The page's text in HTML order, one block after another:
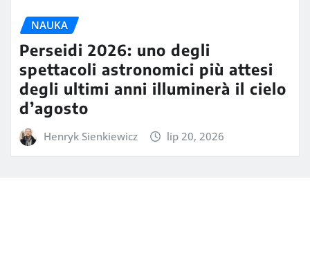
NAUKA
Perseidi 2026: uno degli
spettacoli astronomici più attesi
degli ultimi anni illuminerà il cielo
d’agosto
Henryk Sienkiewicz lip 20, 2026